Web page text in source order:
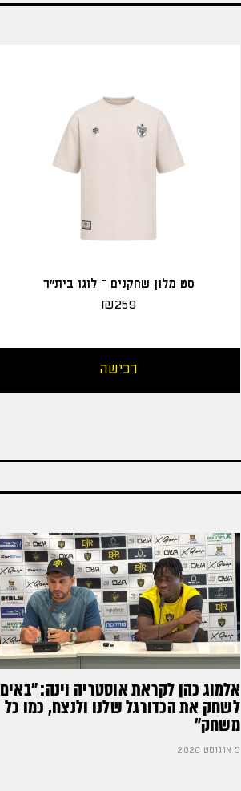
סט מלון שחקנים – לוגו בית"ר
₪259
רכישה
אלמוג כהן לקראת אוסטריה וינה: ״באים
לשחק את הכדורגל שלנו ולנצח, כמו כל
משחק״
5 אוגוסט 2026